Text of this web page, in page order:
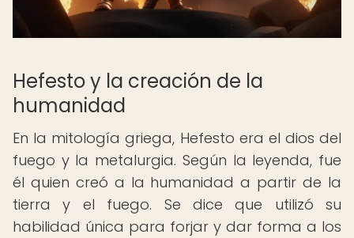
Hefesto y la creación de la
humanidad
En la mitología griega, Hefesto era el dios del
fuego y la metalurgia. Según la leyenda, fue
él quien creó a la humanidad a partir de la
tierra y el fuego. Se dice que utilizó su
habilidad única para forjar y dar forma a los